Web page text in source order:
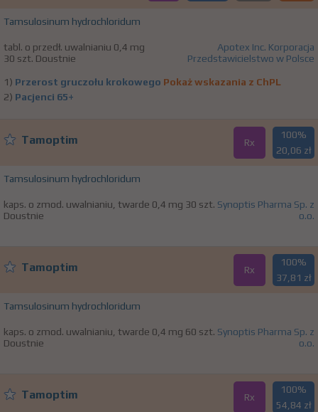
Tamsulosinum hydrochloridum
tabl. o przedł. uwalnianiu 0,4 mg
30 szt. Doustnie
Apotex Inc. Korporacja
Przedstawicielstwo w Polsce
1) Przerost gruczołu krokowego Pokaż wskazania z ChPL
2) Pacjenci 65+
Tamoptim Rx
100%
20,06 zł
Tamsulosinum hydrochloridum
kaps. o zmod. uwalnianiu, twarde 0,4 mg 30 szt.
Doustnie
Synoptis Pharma Sp. z
o.o.
Tamoptim Rx
100%
37,81 zł
Tamsulosinum hydrochloridum
kaps. o zmod. uwalnianiu, twarde 0,4 mg 60 szt.
Doustnie
Synoptis Pharma Sp. z
o.o.
Tamoptim Rx
100%
54,84 zł